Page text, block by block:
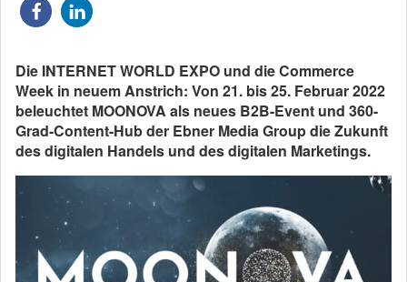
Die INTERNET WORLD EXPO und die Commerce
Week in neuem Anstrich: Von 21. bis 25. Februar 2022
beleuchtet MOONOVA als neues B2B-Event und 360-
Grad-Content-Hub der Ebner Media Group die Zukunft
des digitalen Handels und des digitalen Marketings.